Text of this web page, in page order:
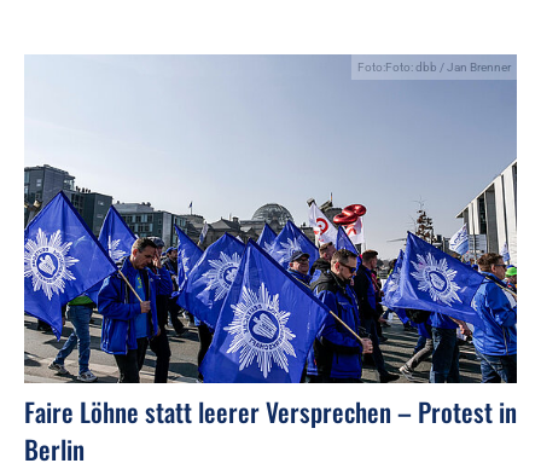
Foto:Foto: dbb / Jan Brenner
Faire Löhne statt leerer Versprechen – Protest in
Berlin